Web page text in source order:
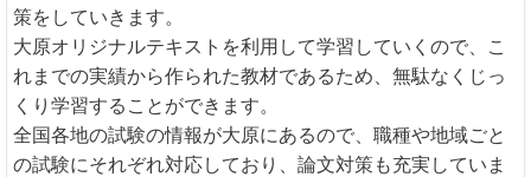
策をしていきます。
大原オリジナルテキストを利用して学習していくので、こ
れまでの実績から作られた教材であるため、無駄なくじっ
くり学習することができます。
全国各地の試験の情報が大原にあるので、職種や地域ごと
の試験にそれぞれ対応しており、論文対策も充実していま